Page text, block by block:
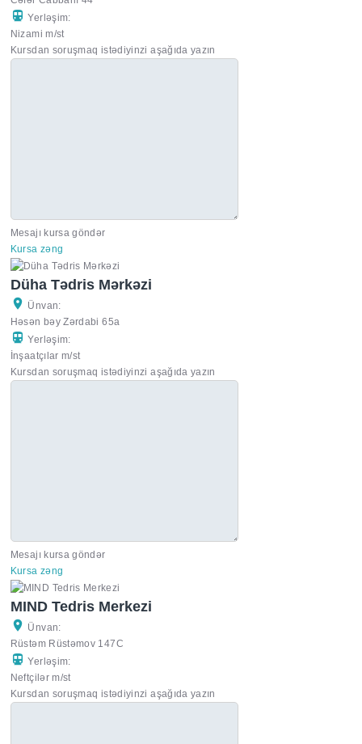
Yerləşim:
Nizami m/st
Kursdan soruşmaq istədiyinzi aşağıda yazın
Mesajı kursa göndər
Kursa zəng
Düha Tədris Mərkəzi
Ünvan:
Həsən bəy Zərdabi 65a
Yerləşim:
İnşaatçılar m/st
Kursdan soruşmaq istədiyinzi aşağıda yazın
Mesajı kursa göndər
Kursa zəng
MIND Tedris Merkezi
Ünvan:
Rüstəm Rüstəmov 147C
Yerləşim:
Neftçilər m/st
Kursdan soruşmaq istədiyinzi aşağıda yazın